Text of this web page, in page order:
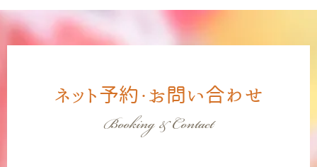
ネット予約・お問い合わせ
Booking & Contact